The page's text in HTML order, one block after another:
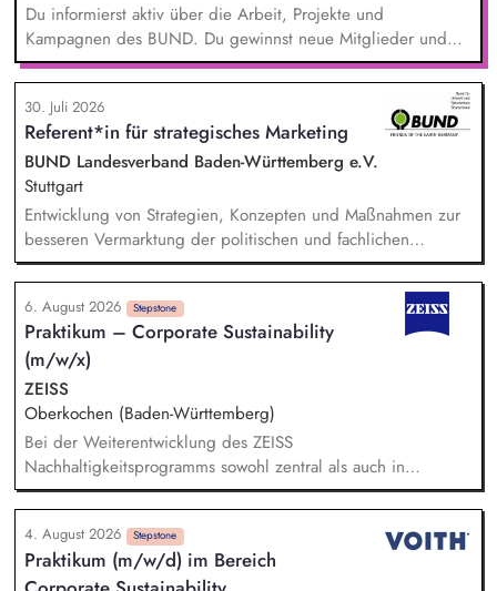
Du informierst aktiv über die Arbeit, Projekte und
Kampagnen des BUND. Du gewinnst neue Mitglieder und
stärkst damit langfristig den Umwelt- und Naturschutz. Du
beantwortest Fragen zu Umwelt-, Arten- und Klimaschutz nach
bestem Wissen und Gewissen. Du unterstützt Kampagnen
und Aktionen, beispielsweise durch das Sammeln von
Unterschriften für Petitionen.
30. Juli 2026
Referent*in für strategisches Marketing
BUND Landesverband Baden-Württemberg e.V.
Stuttgart
Entwicklung von Strategien, Konzepten und Maßnahmen zur
besseren Vermarktung der politischen und fachlichen
Aktivitäten des BUND Baden-Württemberg, Beratung,
Unterstützung und Qualifizierung der Haupt- und
Ehrenamtlichen im BUND zur Verbesserung der öffentlichen
Sichtbarkeit des BUND, Konzeptionelle Begleitung des
BUND-Auftritts bei Veranstaltungen, Aktionen u.ä.
6. August 2026 Stepstone
Praktikum – Corporate Sustainability
(m/w/x)
ZEISS
Oberkochen (Baden-Württemberg)
Bei der Weiterentwicklung des ZEISS
Nachhaltigkeitsprogramms sowohl zentral als auch in
Zusammenarbeit mit den strategischen Geschäftseinheiten
unterstützen Bei der Nachhaltigkeitsberichterstattung
unterstützen, einschließlich der Berücksichtigung gesetzlicher
Anforderungen und unserer Klimastrategie nach anerkannten
4. August 2026 Stepstone
Praktikum (m/w/d) im Bereich